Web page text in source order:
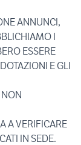
ANNUNCI,
I
ESSERE
E GLI
A VERIFICARE
IN SEDE.